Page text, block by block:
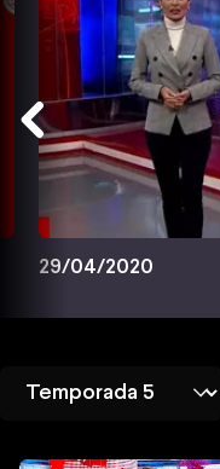
29/04/2020